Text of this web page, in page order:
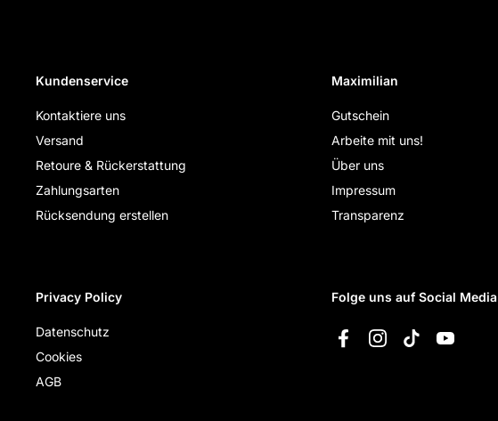
Kundenservice
Kontaktiere uns
Versand
Retoure & Rückerstattung
Zahlungsarten
Rücksendung erstellen
Maximilian
Gutschein
Arbeite mit uns!
Über uns
Impressum
Transparenz
Privacy Policy
Datenschutz
Cookies
AGB
Folge uns auf Social Media
FacebookInstagramTikTokYouTube